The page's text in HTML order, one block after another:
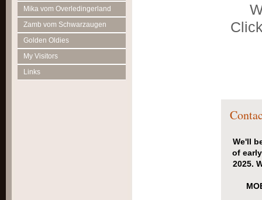
Mika vom Overledingerland
Zamb vom Schwarzaugen
Golden Oldies
My Visitors
Links
We'll
of
2025.